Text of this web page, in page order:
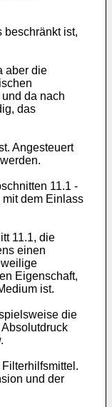
ist,
aber die
da nach
das
Angesteuert
11.1 -
mit dem Einlass
11.1, die
einen
Eigenschaft,
ist.
die
und der